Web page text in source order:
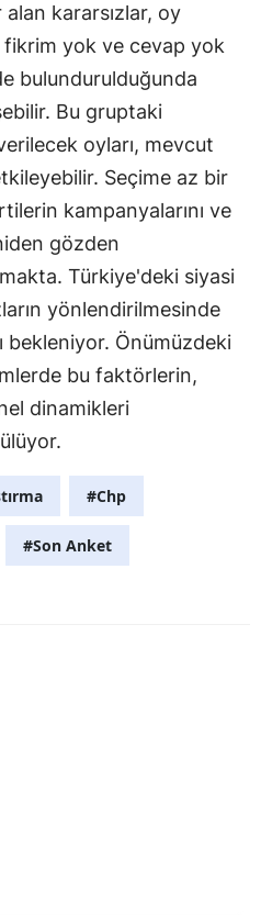
kararsızlar, oy
fikrim yok ve cevap yok
bulundurulduğunda
Bu gruptaki
oyları, mevcut
Seçime az bir
kampanyalarını ve
gözden
Türkiye'deki siyasi
yönlendirilmesinde
bekleniyor. Önümüzdeki
bu faktörlerin,
dinamikleri
#Chp
#Son Anket